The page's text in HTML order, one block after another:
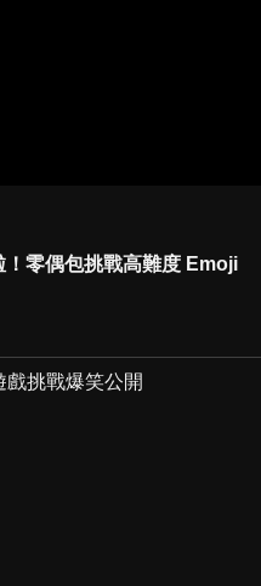
零偶包挑戰高難度 Emoji
挑戰爆笑公開